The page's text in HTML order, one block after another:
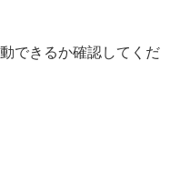
できるか確認してくだ